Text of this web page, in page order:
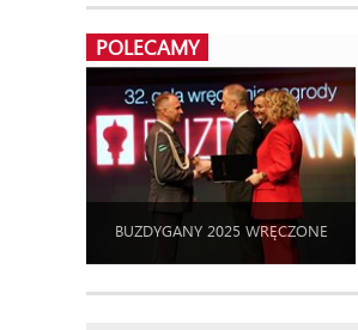
POLECAMY
BUZDYGANY 2025 WRĘCZONE